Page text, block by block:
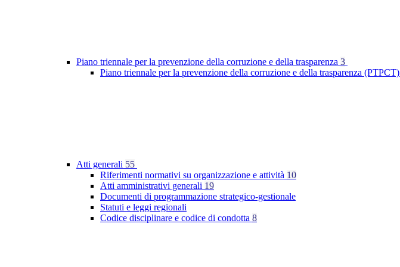
Piano triennale per la prevenzione della corruzione e della trasparenza 3
Piano triennale per la prevenzione della corruzione e della trasparenza (PTPCT)
Atti generali 55
Riferimenti normativi su organizzazione e attività 10
Atti amministrativi generali 19
Documenti di programmazione strategico-gestionale
Statuti e leggi regionali
Codice disciplinare e codice di condotta 8